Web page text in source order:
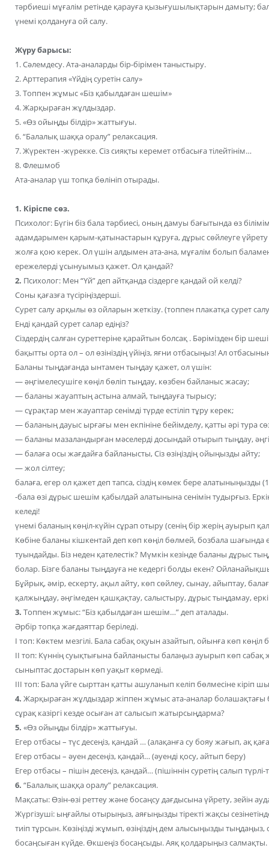
тәрбиеші мұғалім ретінде қарауға қызығушылықтарын дамыту;
үнемі қолдануға ой салу.
Жүру барысы:
1. Сәлемдесу. Ата-аналарды бір-бірімен таныстыру.
2. Арттерапия «Үйдің суретін салу»
3. Топпен жұмыс «Біз қабылдаған шешім»
4. Жарқыраған жұлдыздар.
5. «Өз ойыңды білдір» жаттығуы.
6. “Балалық шаққа оралу” релаксация.
7. Жүректен -жүрекке. Сіз сияқты керемет отбасыға тілейтінім…
8. Флешмоб
Ата-аналар үш топқа бөлініп отырады.
1. Кіріспе сөз.
Психолог: Бүгін біз бала тәрбиесі, оның дамуы бағытында өз
адамдарымен қарым-қатынастарын құруға, дұрыс сөйлеуге
жолға қою керек. Ол үшін алдымен ата-ана, мұғалім болып
ережелерді ұсынуымыз қажет. Ол қандай?
2. Психолог: Мен “Үй” деп айтқанда сіздерге қандай ой келді?
Соны қағазға түсіріңіздерші.
Сурет салу арқылы өз ойларын жеткізу. (топпен плакатқа сурет
Енді қандай сурет салар едіңіз?
Сіздердің салған суреттеріне қарайтын болсақ . Бәрімізден бір
бақытты орта ол – ол өзініздің үйіңіз, яғни отбасыңыз! Ал
Баланы тыңдағанда ынтамен тыңдау қажет, ол үшін:
— әңгімелесушіге көңіл бөліп тыңдау, көзбен байланыс жасау;
— баланы жауаптың астына алмай, тыңдауға тырысу;
— сұрақтар мен жауаптар сенімді түрде естіліп тұру керек;
— баланың дауыс ырғағы мен екпініне бейімделу, қатты әрі тура
— баланы мазаландырған мәселерді досындай отырып тыңдау,
— балаға осы жағдайға байланысты, Сіз өзіңіздің ойыңызды айту;
— жол сілтеу;
балаға, егер ол қажет деп тапса, сіздің көмек бере алатыныңызды
-бала өзі дұрыс шешім қабылдай алатынына сенімін тудырғыз.
келеді!
үнемі баланың көңіл-күйін сұрап отыру (сенің бір жерің ауырып
Көбіне баланы кішкентай деп көп көңіл бөлмей, бозбала шағында
туындайды. Біз неден қателестік? Мүмкін кезінде баланы дұрыс
болар. Бізге баланы тыңдауға не кедергі болды екен?
Бұйрық, әмір, ескерту, ақыл айту, көп сөйлеу, сынау, айыптау,
қалжыңдау, әңгімеден қашқақтау, салыстыру, дұрыс тыңдамау,
3. Топпен жұмыс: “Біз қабылдаған шешім…” деп аталады.
Әрбір топқа жағдаяттар беріледі.
І топ: Көктем мезгілі. Бала сабақ оқуын азайтып, ойынға көп көңіл
ІІ топ: Күннің суықтығына байланысты балаңыз ауырып көп
сыныптас достарын көп уақыт көрмеді.
ІІІ топ: Бала үйге сырттан қатты ашуланып келіп бөлмесіне кіріп
4. Жарқыраған жұлдыздар жіппен жұмыс ата-аналар болашақтағы
сұрақ казіргі кезде осыған ат салысып жатырсыңдарма?
5. «Өз ойыңды білдір» жаттығуы.
Егер отбасы – түс десеңіз, қандай … (алақанға су бояу жағып, ақ
Егер отбасы – әуен десеңіз, қандай… (әуенді қосу, айтып беру)
Егер отбасы – пішін десеңіз, қандай… (пішіннін суретің салып
6. “Балалық шаққа оралу” релаксация.
Мақсаты: Өзін-өзі реттеу және босаңсу дағдысына үйрету, зейін
Жүргізуші: ыңғайлы отырыңыз, аяғыңызды тіректі жақсы
тиіп тұрсын. Көзіңізді жұмып, өзіңіздің дем алысыңызды
босаңсыған күйде. Өкшеңіз босаңсыды. Аяқ қолдарыңыз салмақты.